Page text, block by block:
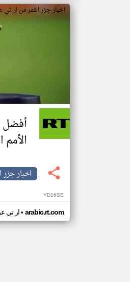
اخبار جزر القمر من ار
الأمم
اخبار جزر
YD16SE
ار تي• arabic.rt.com